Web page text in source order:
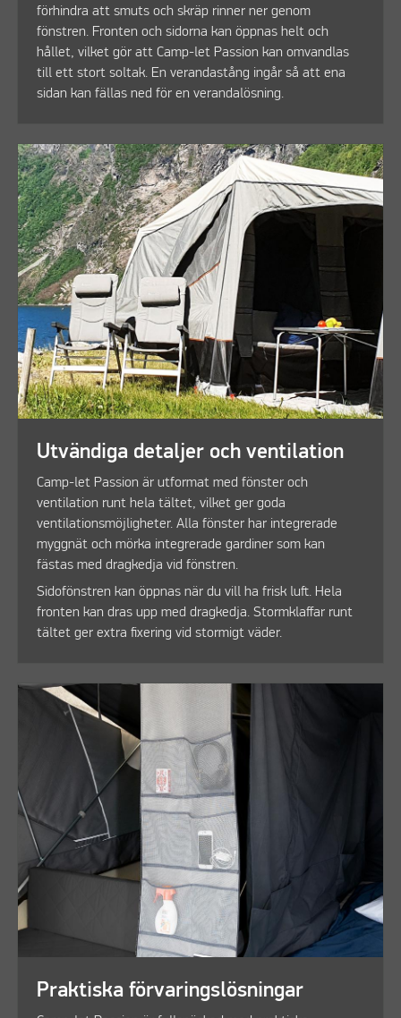
förhindra att smuts och skräp rinner ner genom
fönstren. Fronten och sidorna kan öppnas helt och
hållet, vilket gör att Camp-let Passion kan omvandlas
till ett stort soltak. En verandastång ingår så att ena
sidan kan fällas ned för en verandalösning.
Utvändiga detaljer och ventilation
Camp-let Passion är utformat med fönster och
ventilation runt hela tältet, vilket ger goda
ventilationsmöjligheter. Alla fönster har integrerade
myggnät och mörka integrerade gardiner som kan
fästas med dragkedja vid fönstren.
Sidofönstren kan öppnas när du vill ha frisk luft. Hela
fronten kan dras upp med dragkedja. Stormklaffar runt
tältet ger extra fixering vid stormigt väder.
Praktiska förvaringslösningar